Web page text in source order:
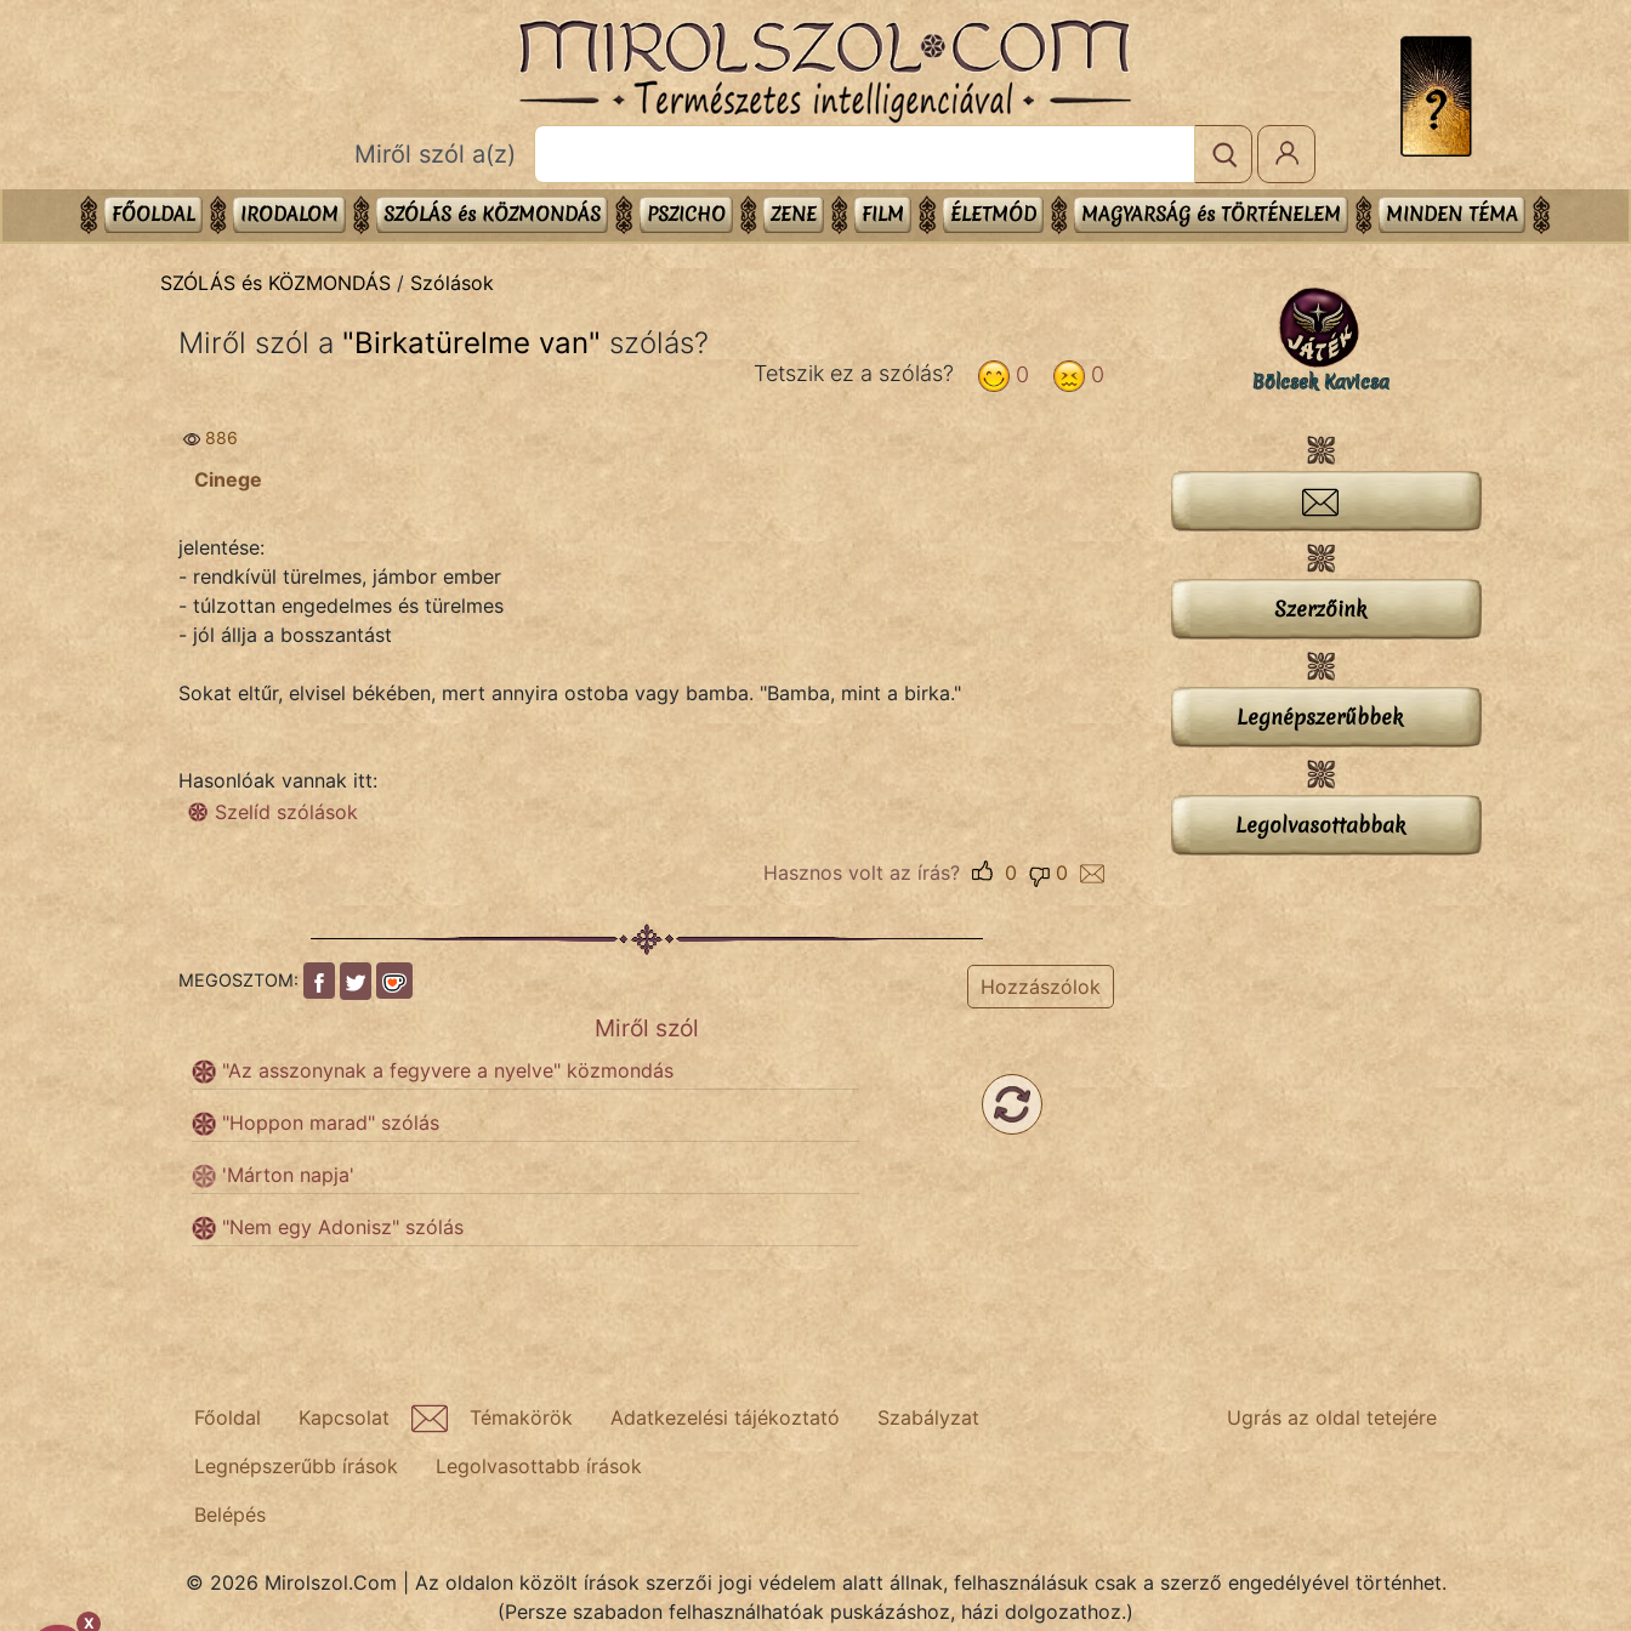
X
Bibliai
Közmondások
Szóláscsoportok
És
KÖZMONDÁS
Népszerű szerzőink:
Miről szól a(z)
FŐOLDAL IRODALOM SZÓLÁS és KÖZMONDÁS PSZICHO ZENE FILM ÉLETMÓD MAGYARSÁG és TÖRTÉNELEM MINDEN TÉMA
SZÓLÁS és KÖZMONDÁS / Szólások
Miről szól a "Birkatürelme van" szólás?
0
0
Tetszik ez a szólás?
886
Cinege
jelentése:
- rendkívül türelmes, jámbor ember
- túlzottan engedelmes és türelmes
- jól állja a bosszantást
Sokat eltűr, elvisel békében, mert annyira ostoba vagy bamba. "Bamba, mint a birka."
Hasonlóak vannak itt:
Szelíd szólások
Hasznos volt az írás? 0
0
MEGOSZTOM: Hozzászólok
Miről szól
"Az asszonynak a fegyvere a nyelve" közmondás
"Hoppon marad" szólás
'Márton napja'
"Nem egy Adonisz" szólás
Bölcsek Kavicsa
Szerzőink
Legnépszerűbbek
Legolvasottabbak
Ugrás az oldal tetejére
Főoldal Kapcsolat Témakörök Adatkezelési tájékoztató
Szabályzat
Legnépszerűbb írások
Legolvasottabb írások
Belépés
© 2026 Mirolszol.Com | Az oldalon közölt írások szerzői jogi védelem alatt állnak, felhasználásuk csak a szerző engedélyével történhet.
(Persze szabadon felhasználhatóak puskázáshoz, házi dolgozathoz.)